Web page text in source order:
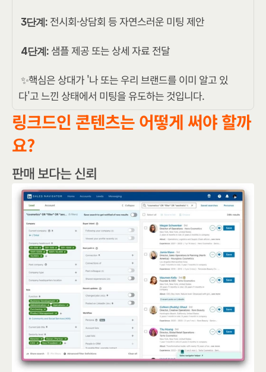
3단계: 전시회·상담회 등 자연스러운 미팅 제안
4단계: 샘플 제공 또는 상세 자료 전달
✨핵심은 상대가 '나 또는 우리 브랜드를 이미 알고 있
다'고 느낀 상태에서 미팅을 유도하는 것입니다.
링크드인 콘텐츠는 어떻게 써야 할까
요?
판매 보다는 신뢰